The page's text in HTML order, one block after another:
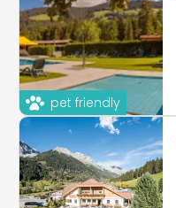
pet friendly